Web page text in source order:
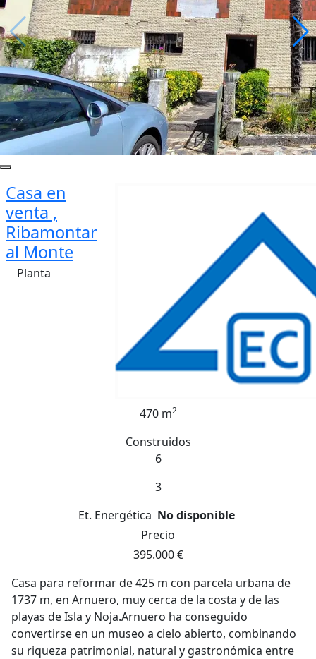
Casa en
venta ,
Ribamontar
al Monte
Planta
470 m2
Construidos
6
3
Et. Energética No disponible
Precio
395.000 €
Casa para reformar de 425 m con parcela urbana de
1737 m, en Arnuero, muy cerca de la costa y de las
playas de Isla y Noja.Arnuero ha conseguido
convertirse en un museo a cielo abierto, combinando
su riqueza patrimonial, natural y gastronómica entre